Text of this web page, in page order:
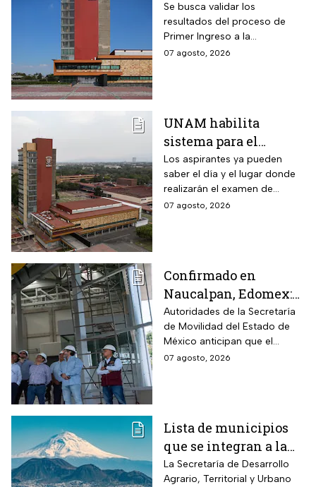
de control 2026;
consulta dónde será
Se busca validar los
resultados del proceso de
Primer Ingreso a la
Licenciatura luego de
07 agosto, 2026
UNAM habilita
sistema para el
examen de control: así
puedes consultar
fecha, hora y sede
Los aspirantes ya pueden
saber el día y el lugar donde
realizarán el examen de
control de forma presencial
07 agosto, 2026
Confirmado en
Naucalpan, Edomex:
la Línea 3 del
Mexicable llega al
71,4% de avance y
anuncian cuándo
Autoridades de la Secretaría
de Movilidad del Estado de
México anticipan que el
transporte teleférico reducirá
07 agosto, 2026
Lista de municipios
que se integran a la
Zona Metropolitana
del Valle de México
La Secretaría de Desarrollo
Agrario, Territorial y Urbano